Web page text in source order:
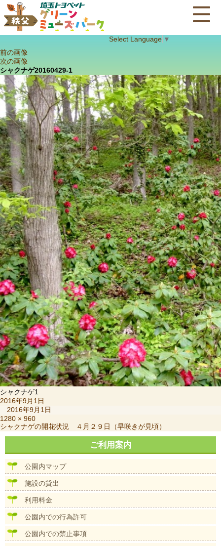
Select Language ▼
前の画像
次の画像
シャクナゲ20160429-1
シャクナゲ1
投
日:
2016年9月1日
2016年9月1日
フ
ル
サ
ズ
1280 × 960
投
稿
ビ
シャクナゲの開花状況 ４月２９日（早咲きが見頃）
ご利用案内
公園内マップ
施設の貸出
利用料金
公園内での行為許可
公園内での禁止事項